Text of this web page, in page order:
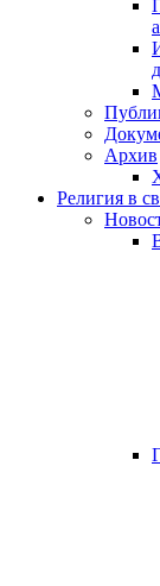
Архив
Религия в